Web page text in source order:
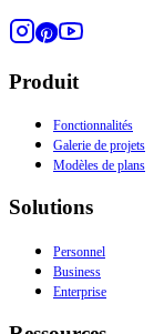
Produit
Fonctionnalités
Galerie de projets
Modèles de plans
Solutions
Personnel
Business
Enterprise